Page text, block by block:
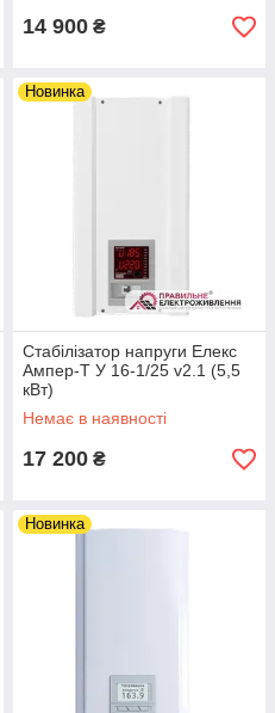
до техніки, яка
до збоїв в мережі, та
В ідеалі потужність
25% вищою сумарної
підключених приборів.
до діапазону
до роботи
Для звичайних
враховуючи його форм-
стабілізатор
14 900 ₴
Новинка
Стабілізатор напруги Елекс
Ампер-Т У 16-1/25 v2.1 (5,5
кВт)
Немає в наявності
17 200 ₴
Новинка